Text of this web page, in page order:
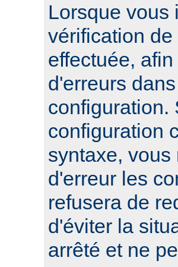
Lorsque vous
vérification
effectuée,
d'erreurs
configuration.
configuration
syntaxe,
d'erreur les
refusera de
d'éviter la
arrêté et ne